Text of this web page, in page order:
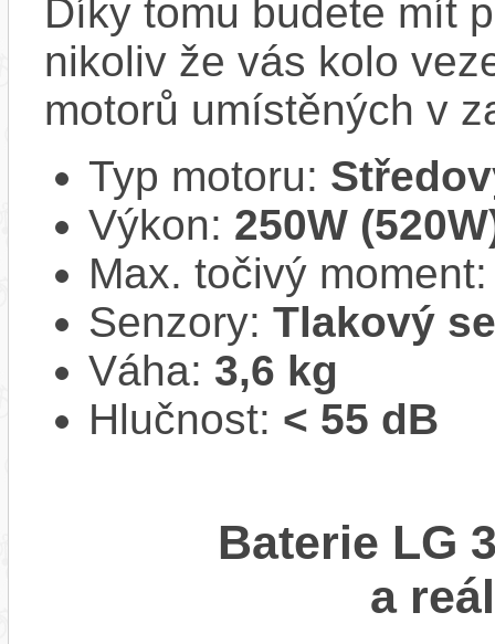
Díky tomu budete mít
nikoliv že vás kolo
motorů umístěných v
Typ motoru:
Výkon: 250W
Max. točivý
Senzory: Tlakový
Váha: 3,6 kg
Hlučnost: < 55 dB
Baterie LG
a